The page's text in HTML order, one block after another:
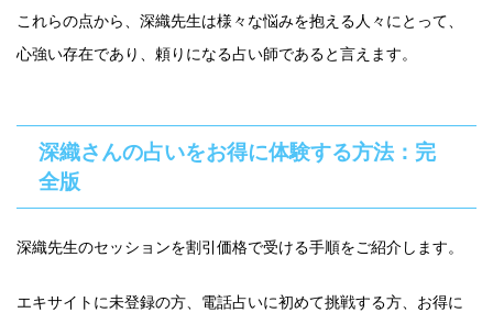
これらの点から、深織先生は様々な悩みを抱える人々にとって、
心強い存在であり、頼りになる占い師であると言えます。
深織さんの占いをお得に体験する方法：完
全版
深織先生のセッションを割引価格で受ける手順をご紹介します。
エキサイトに未登録の方、電話占いに初めて挑戦する方、お得に